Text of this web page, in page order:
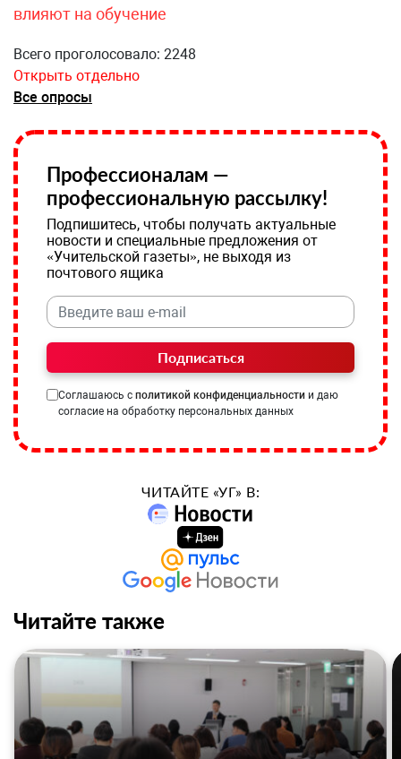
влияют на обучение
Всего проголосовало: 2248
Открыть отдельно
Все опросы
Профессионалам —
профессиональную рассылку!
Подпишитесь, чтобы получать актуальные
новости и специальные предложения от
«Учительской газеты», не выходя из
почтового ящика
Подписаться
Соглашаюсь с политикой конфиденциальности и даю
согласие на обработку персональных данных
ЧИТАЙТЕ «УГ» В:
Читайте также